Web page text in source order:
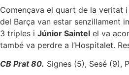
Començava el quart de la veritat
del Barça van estar senzillament
3 triples i Júnior Saintel el va
també va perdre a l’Hospitalet.
CB Prat 80. Signes (5), Sesé (9),